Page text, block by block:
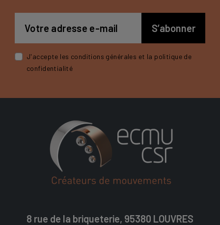
J'accepte les conditions générales et la politique de
confidentialité
8 rue de la briqueterie, 95380 LOUVRES